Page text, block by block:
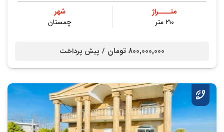
متــــراژ
۲۱۰ متر
شهر
چمستان
800,000,000 تومان / پیش پرداخت